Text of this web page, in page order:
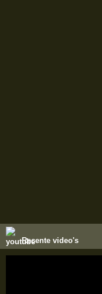
Recente video's